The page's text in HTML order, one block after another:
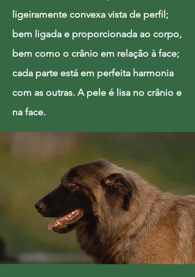
ligeiramente convexa vista de perfil;
bem ligada e proporcionada ao corpo,
bem como o crânio em relação à face;
cada parte está em perfeita harmonia
com as outras. A pele é lisa no crânio e
na face.